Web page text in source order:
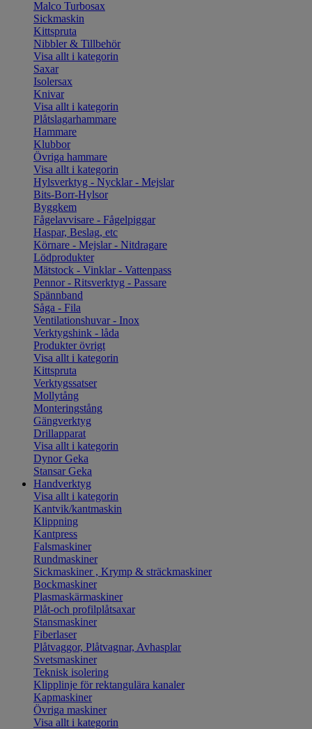
Malco Turbosax
Sickmaskin
Kittspruta
Nibbler & Tillbehör
Visa allt i kategorin
Saxar
Isolersax
Knivar
Visa allt i kategorin
Plåtslagarhammare
Hammare
Klubbor
Övriga hammare
Visa allt i kategorin
Hylsverktyg - Nycklar - Mejslar
Bits-Borr-Hylsor
Byggkem
Fågelavvisare - Fågelpiggar
Haspar, Beslag, etc
Körnare - Mejslar - Nitdragare
Lödprodukter
Mätstock - Vinklar - Vattenpass
Pennor - Ritsverktyg - Passare
Spännband
Såga - Fila
Ventilationshuvar - Inox
Verktygshink - låda
Produkter övrigt
Visa allt i kategorin
Kittspruta
Verktygssatser
Mollytång
Monteringstång
Gängverktyg
Drillapparat
Visa allt i kategorin
Dynor Geka
Stansar Geka
Handverktyg
Visa allt i kategorin
Kantvik/kantmaskin
Klippning
Kantpress
Falsmaskiner
Rundmaskiner
Sickmaskiner , Krymp & sträckmaskiner
Bockmaskiner
Plasmaskärmaskiner
Plåt-och profilplåtsaxar
Stansmaskiner
Fiberlaser
Plåtvaggor, Plåtvagnar, Avhasplar
Svetsmaskiner
Teknisk isolering
Klipplinje för rektangulära kanaler
Kapmaskiner
Övriga maskiner
Visa allt i kategorin